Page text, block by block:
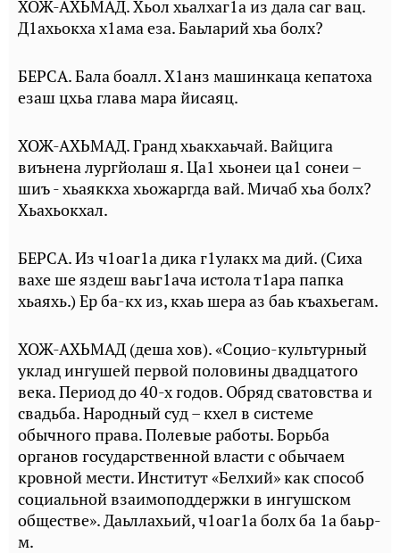
ХОЖ-АХЬМАД. Хьол хьалхаг1а из дала саг вац.
Д1ахьокха х1ама еза. Баьларий хьа болх?
БЕРСА. Бала боалл. Х1анз машинкаца кепатоха
езаш цхьа глава мара йисаяц.
ХОЖ-АХЬМАД. Гранд хьакхаьчай. Вайцига
виънена лургйолаш я. Ца1 хьонеи ца1 сонеи –
шиъ - хьаяккха хьожаргда вай. Мичаб хьа болх?
Хьахьокхал.
БЕРСА. Из ч1оаг1а дика г1улакх ма дий. (Сиха
вахе ше яздеш ваьг1ача истола т1ара папка
хьаяхь.) Ер ба-кх из, кхаь шера аз баь къахьегам.
ХОЖ-АХЬМАД (деша хов). «Социо-культурный
уклад ингушей первой половины двадцатого
века. Период до 40-х годов. Обряд сватовства и
свадьба. Народный суд – кхел в системе
обычного права. Полевые работы. Борьба
органов государственной власти с обычаем
кровной мести. Институт «Белхий» как способ
социальной взаимоподдержки в ингушском
обществе». Даьллахьий, ч1оаг1а болх ба 1а баьр-
м.